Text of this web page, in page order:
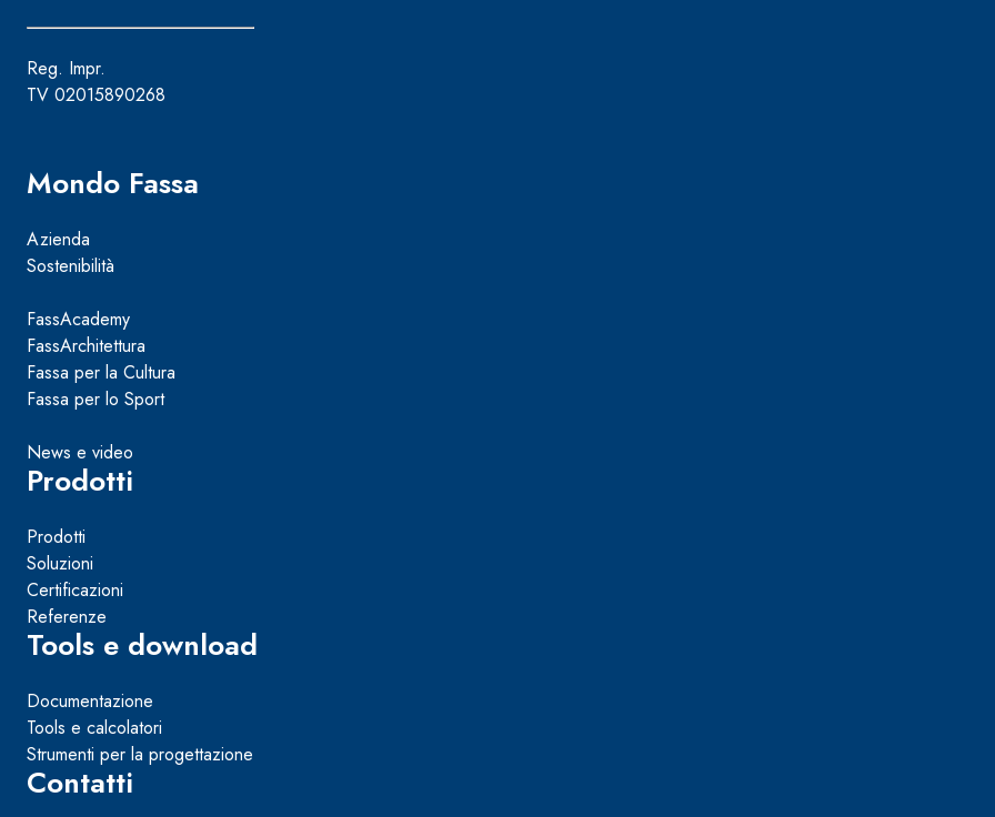
Reg. Impr.
TV 02015890268
Mondo Fassa
Azienda
Sostenibilità
FassAcademy
FassArchitettura
Fassa per la Cultura
Fassa per lo Sport
News e video
Prodotti
Prodotti
Soluzioni
Certificazioni
Referenze
Tools e download
Documentazione
Tools e calcolatori
Strumenti per la progettazione
Contatti